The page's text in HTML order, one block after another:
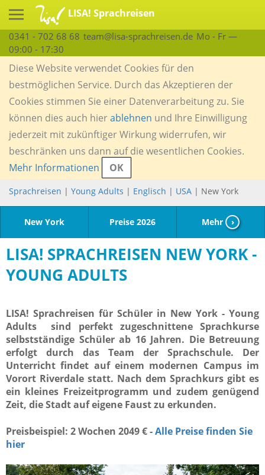
LISA! Sprachreisen
0341 - 702 68 68 team@lisa-sprachreisen.de Mo - Fr —
09:00 - 17:30
Diese Website verwendet Cookies für den
bestmöglichen Service. Durch das Akzeptieren der
Cookies stimmen Sie einer Datenverarbeitung zu. Sie
können dies auch hierablehnen und Ihre Einwilligung
jederzeit mit zukünftiger Wirkung widerrufen, wir
beschränken uns dann auf die wesentlichen Cookies.
Mehr Informationen
OK
Sprachreisen | Young Adults | Englisch | USA | New York
New York Preise 2026 Mehr ›
LISA! SPRACHREISEN NEW YORK -
YOUNG ADULTS
LISA! Sprachreisen für Schüler in New York - Young
Adults sind perfekt zugeschnittene Sprachkurse
selbstständige Schüler ab 16 Jahren. Die Betreuung
erfolgt durch das Team der Sprachschule. Der
Unterricht findet auf einem modernen Campus im
Vorort Riverdale statt. Nach dem Sprachkurs gibt es
ein kleines Freizeitprogramm und zudem genügend
Zeit, die Stadt auf eigene Faust zu erkunden.
Preisbeispiel: 2 Wochen 2049 € -Alle Preise finden Sie
hier